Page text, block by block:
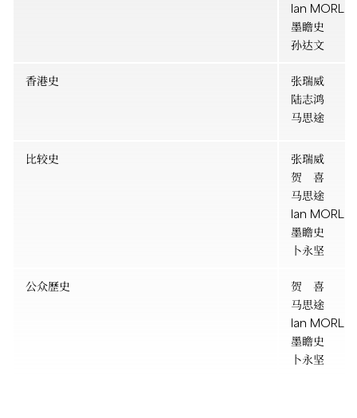
Ian
墨瞻史
孙达文
香港史
张瑞威
陆志鸿
马思途
比较史
张瑞威
贺 喜
马思途
Ian
墨瞻史
卜永坚
公众歷史
贺 喜
马思途
Ian
墨瞻史
卜永坚